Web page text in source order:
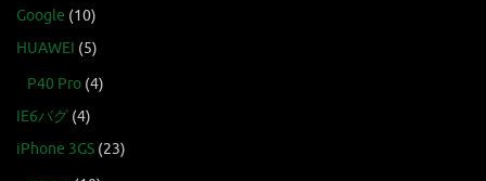
Google (10)
HUAWEI (5)
P40 Pro (4)
IE6バグ (4)
iPhone 3GS (23)